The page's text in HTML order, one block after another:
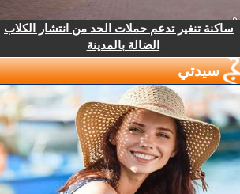
ساكنة تنغير تدعم حملات الحد من انتشار الكلاب
الضالة بالمدينة
سيدتي